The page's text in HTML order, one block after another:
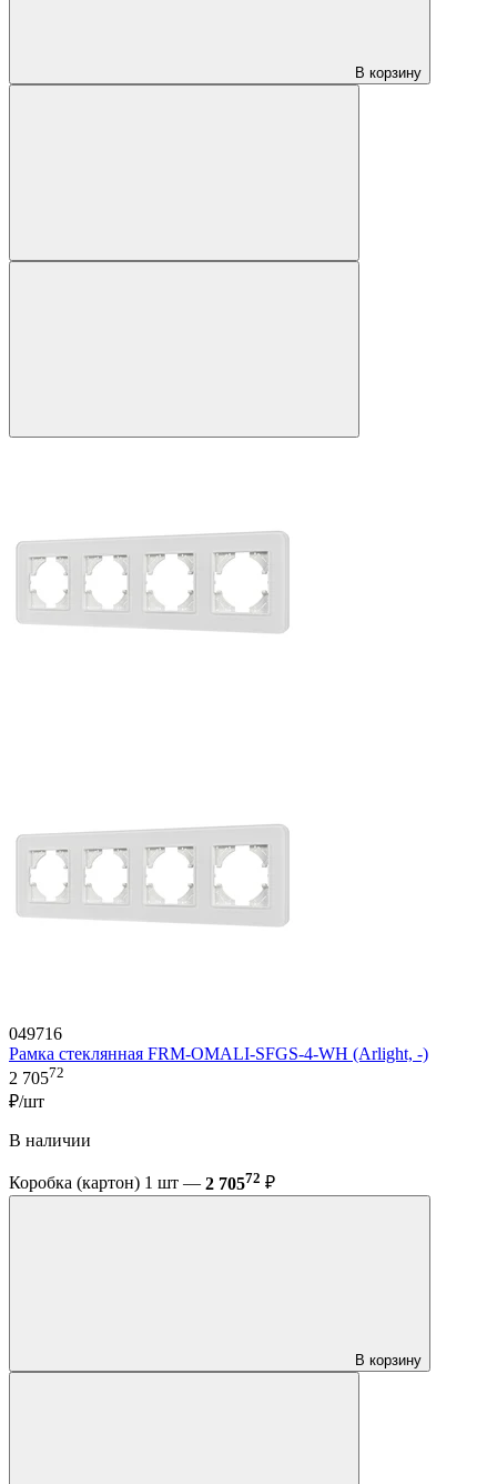
В корзину
049716
Рамка стеклянная FRM-OMALI-SFGS-4-WH (Arlight, -)
2 70572
₽/шт
В наличии
Коробка (картон) 1 шт — 2 70572 ₽
В корзину